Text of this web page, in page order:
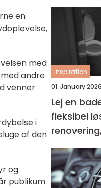
en
med
andre
venner
i
af den
og
publikum
inspiration
01. January 2026
Lej en
fleksibel
og events